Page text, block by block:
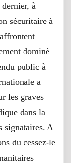
dernier, à
sécuritaire à
dominé
public à
a
les graves
dans la
signataires. A
du cessez-le